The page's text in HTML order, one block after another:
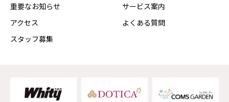
重要なお知らせ
アクセス
スタッフ募集
サービス案内
よくある質問